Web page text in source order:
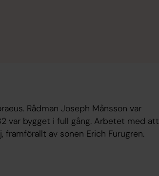
Rådman Joseph Månsson var
var bygget i full gång. Arbetet med att
framförallt av sonen Erich Furugren.